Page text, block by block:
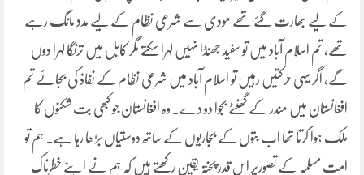
کے لیے بھارت گئے تھے مودی سے شرعی نظام کے لیے مدد مانگ رہے
تھے، تم اسلام آباد میں تو سفید جھنڈا نہیں لہرا سکتے مگر کابل میں ترنگا لہرا دوں
گے، اگر یہی حرکتیں رہیں تو اسلام آباد میں شرعی نظام کے نفاذ کی بجائے تم
افغانستان میں مندر کے گھنٹے بجوا دو دے۔ وہ افغانستان جو کبھی بت شکنوں کا
ملک ہوا کرتا تھا اب بتوں کے بجاریوں کے ساتھ دوستیاں بڑھا رہا ہے۔ ہم تو
امت مسلمہ کے تصورپر اس قدر پختہ یقین رکھتے ہیں کہ ہم نے اپنے خطرناک